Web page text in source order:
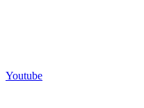
Youtube